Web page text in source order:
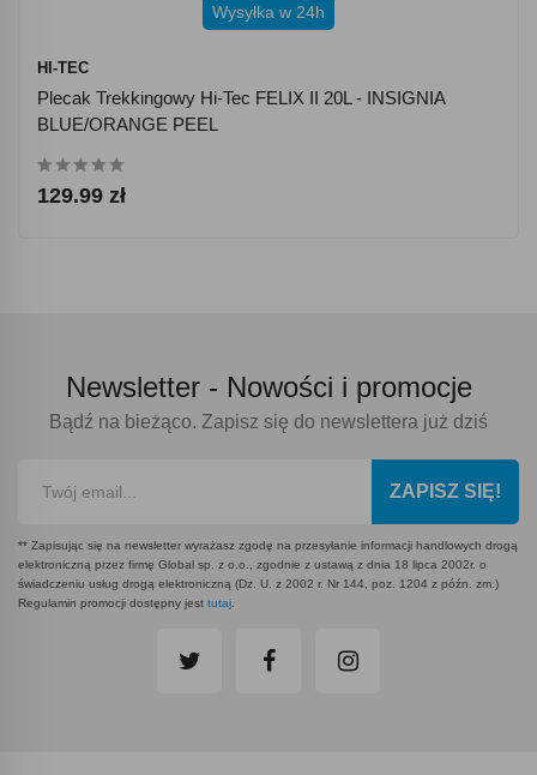
Wysyłka w 24h
HI-TEC
Plecak Trekkingowy Hi-Tec FELIX II 20L - INSIGNIA
BLUE/ORANGE PEEL
129.99 zł
Newsletter - Nowości i promocje
Bądź na bieżąco. Zapisz się do newslettera już dziś
ZAPISZ SIĘ!
** Zapisując się na newsletter wyrażasz zgodę na przesyłanie informacji handlowych drogą
elektroniczną przez firmę Global sp. z o.o., zgodnie z ustawą z dnia 18 lipca 2002r. o
świadczeniu usług drogą elektroniczną (Dz. U. z 2002 r. Nr 144, poz. 1204 z późn. zm.)
Regulamin promocji dostępny jest tutaj